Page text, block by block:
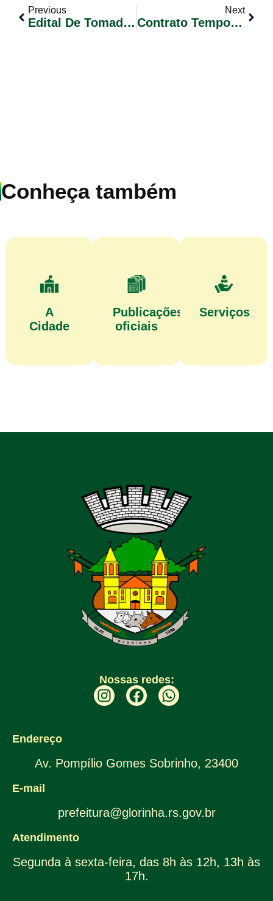
Previous
Edital De Tomada De Preços Nº03/2023 – Execução De Melhorias Na Iluminação Pública
Next
Contrato Temporário Conforme Lei Municipal Nº 2251/2023 (Concurso Público 01/2019) – Edital De Convocação De Candidatos Nº 013/2023
Conheça também
A
Cidade
Publicações
oficiais
Serviços
Nossas redes:
Endereço
Av. Pompílio Gomes Sobrinho, 23400
E-mail
prefeitura@glorinha.rs.gov.br
Atendimento
Segunda à sexta-feira, das 8h às 12h, 13h às
17h.